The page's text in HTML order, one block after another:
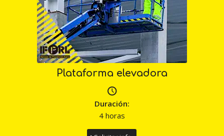
Plataforma elevadora
Duración:
4 horas